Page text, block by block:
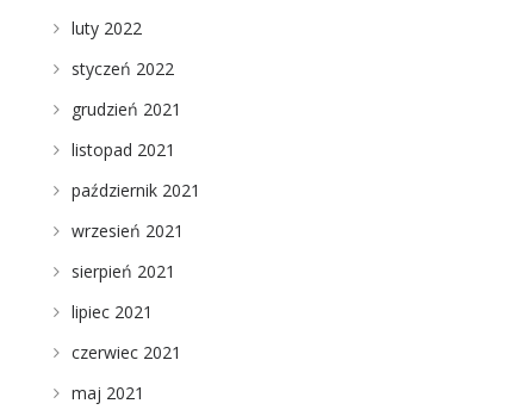
luty 2022
styczeń 2022
grudzień 2021
listopad 2021
październik 2021
wrzesień 2021
sierpień 2021
lipiec 2021
czerwiec 2021
maj 2021